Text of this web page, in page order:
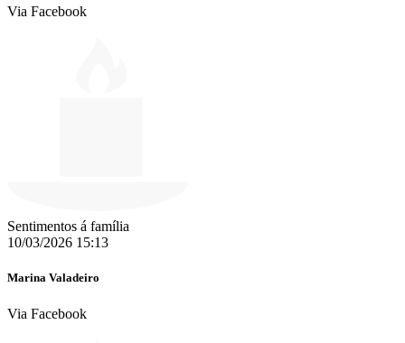
Via Facebook
Sentimentos á família
10/03/2026 15:13
Marina Valadeiro
Via Facebook